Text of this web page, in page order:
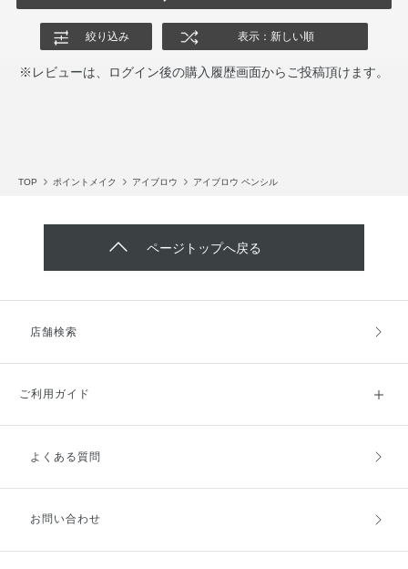
絞り込み 表示：新しい順
※レビューは、ログイン後の購入履歴画面からご投稿頂けます。
TOP ポイントメイク アイブロウ アイブロウ ペンシル
ページトップへ戻る
店舗検索
ご利用ガイド
ご利用ガイドトップ
お支払方法
よくある質問
お問い合わせ